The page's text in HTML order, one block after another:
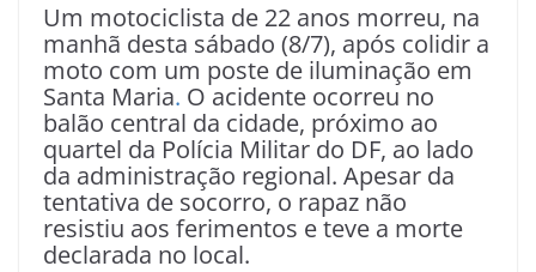
Um motociclista de 22 anos morreu, na
manhã desta sábado (8/7), após colidir a
moto com um poste de iluminação em
Santa Maria. O acidente ocorreu no
balão central da cidade, próximo ao
quartel da Polícia Militar do DF, ao lado
da administração regional. Apesar da
tentativa de socorro, o rapaz não
resistiu aos ferimentos e teve a morte
declarada no local.